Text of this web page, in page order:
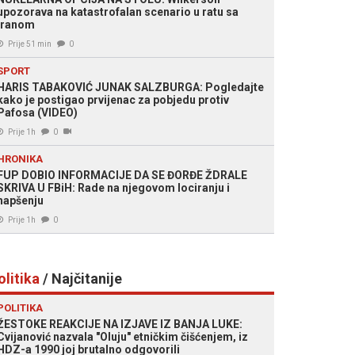
na katastrofalan scenario u ratu sa
Prije 51 min 0
TABAKOVIĆ JUNAK SALZBURGA: Pogledajte
je postigao prvijenac za pobjedu protiv
(VIDEO)
Prije 1h 0
DOBIO INFORMACIJE DA SE ĐORĐE ŽDRALE
U FBiH: Rade na njegovom lociranju i
Prije 1h 0
/ Najčitanije
REAKCIJE NA IZJAVE IZ BANJA LUKE:
nazvala "Oluju" etničkim čišćenjem, iz
a 1990 joj brutalno odgovorili